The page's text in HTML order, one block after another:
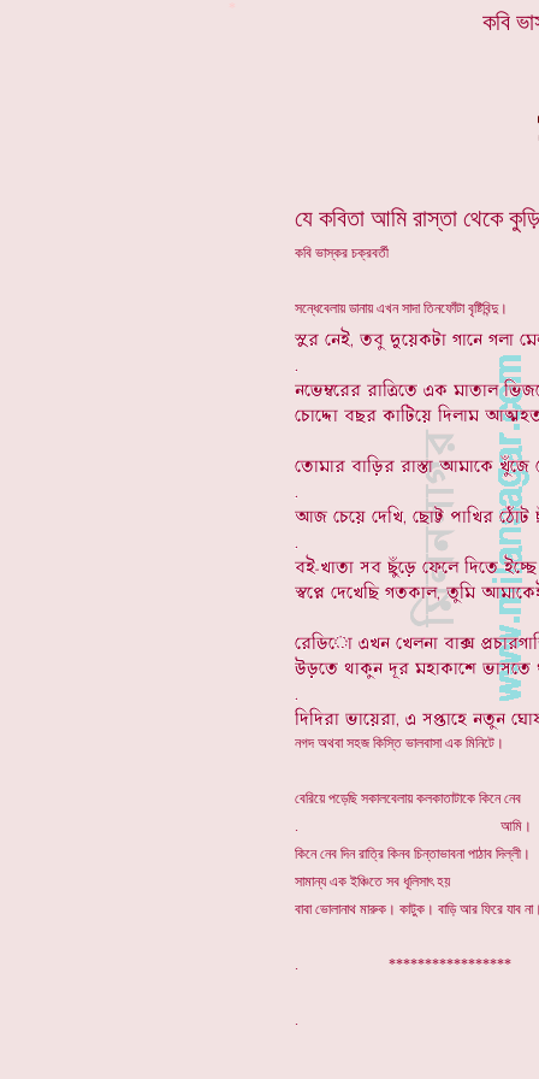
কবি
নগদ অথবা সহজ কিস্তি ভালবাসা এক মিনিটে।
বেরিয়ে পড়েছি সকালবেলায় কলকাতাটাকে কিনে নেব
. আমি।
কিনে নেব দিন রাত্রি কিনব চিন্তাভাবনা পাঠাব দিল্লী।
সামান্য এক ইঞ্চিতে সব ধূলিসাৎ হয়
বাবা ভোলানাথ মারুক। কাটুক। বাড়ি আর ফিরে যাব
.
যে কবিতা আমি রাস্তা থেকে
কবি ভাস্কর চক্রবর্তী
সন্ধেবেলায় ডানায় এখন সাদা তিনফোঁটা বৃষ্টিবিন্দু।